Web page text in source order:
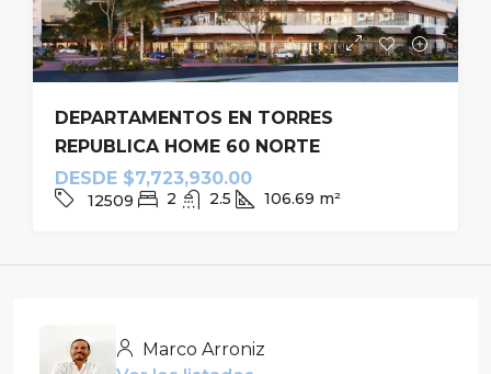
DEPARTAMENTOS EN TORRES
REPUBLICA HOME 60 NORTE
DESDE $7,723,930.00
12509 2 2.5 106.69 m²
Marco Arroniz